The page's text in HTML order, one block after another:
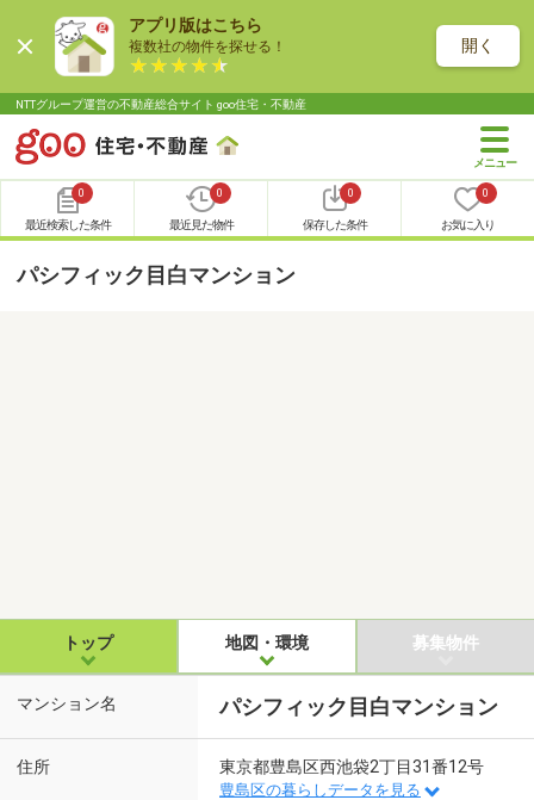
アプリ版はこちら
複数社の物件を探せる！ 開く
NTTグループ運営の不動産総合サイト goo住宅・不動産
0
最近検索した条件
0
最近見た物件
0
保存した条件
0
お気に入り
パシフィック目白マンション
トップ 地図・環境 募集物件
マンション名 パシフィック目白マンション
住所 東京都豊島区西池袋2丁目31番12号
豊島区の暮らしデータを見る